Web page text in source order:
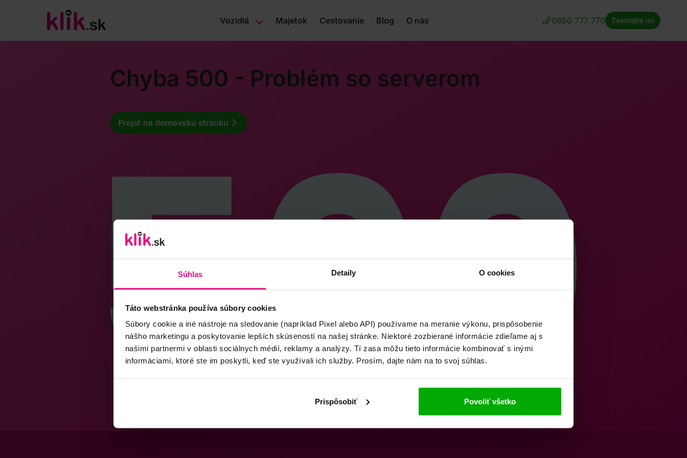
Súhlas Detaily O cookies
Táto webstránka používa súbory cookies
Súbory cookie a iné nástroje na sledovanie (napríklad Pixel alebo API) používame na meranie výkonu, prispôsobenie
nášho marketingu a poskytovanie lepších skúseností na našej stránke. Niektoré zozbierané informácie zdieľame aj s
našimi partnermi v oblasti sociálnych médií, reklamy a analýzy. Tí zasa môžu tieto informácie kombinovať s inými
informáciami, ktoré ste im poskytli, keď ste využívali ich služby. Prosím, dajte nám na to svoj súhlas.
Prispôsobiť Povoliť všetko
Vozidlá Majetok Cestovanie Blog O nás 0850 777 770 Zavolajte mi
Chyba 500 - Problém so serverom
Prejsť na domovskú stránku